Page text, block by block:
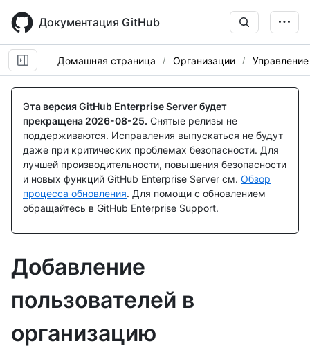
main
content
Документация GitHub
Домашняя страница Организации
Эта версия GitHub Enterprise Server будет
прекращена 2026-08-25. Снятые релизы не
поддерживаются. Исправления выпускаться не будут
даже при критических проблемах безопасности. Для
лучшей производительности, повышения безопасности
и новых функций GitHub Enterprise Server см. Обзор
процесса обновления. Для помощи с обновлением
обращайтесь в GitHub Enterprise Support.
Добавление
пользователей в
организацию